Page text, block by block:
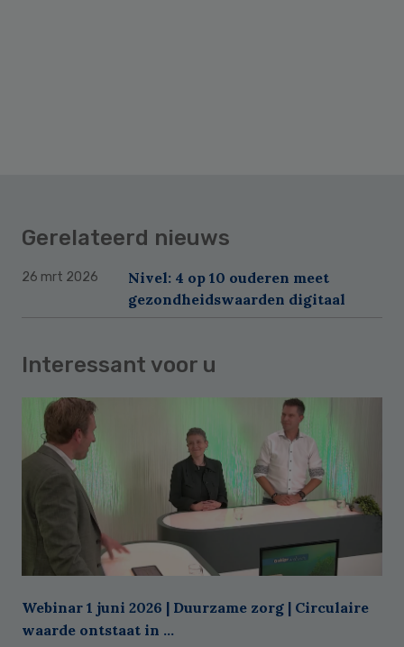
Gerelateerd nieuws
26 mrt 2026
Nivel: 4 op 10 ouderen meet
gezondheidswaarden digitaal
Interessant voor u
Webinar 1 juni 2026 | Duurzame zorg | Circulaire
waarde ontstaat in ...